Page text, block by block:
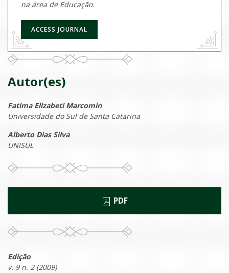
na área de Educação.
ACCESS JOURNAL
Autor(es)
Fatima Elizabeti Marcomin
Universidade do Sul de Santa Catarina
Alberto Dias Silva
UNISUL
PDF
Edição
v. 9 n. 2 (2009)